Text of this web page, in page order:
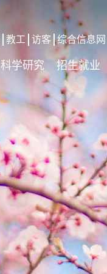
教工 访客 综合信息网
科学研究 招生就业